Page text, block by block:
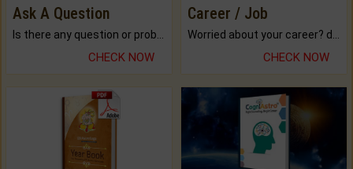
Ask A Question
Is there any question or problem lingering.
CHECK NOW
Career / Job
Worried about your career? don't know what is.
CHECK NOW